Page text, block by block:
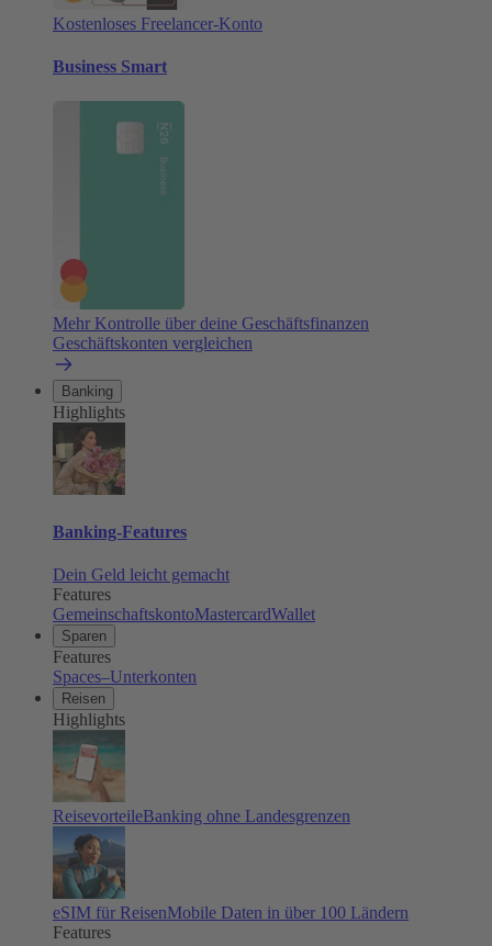
Kostenloses Freelancer-Konto
Business Smart
Mehr Kontrolle über deine Geschäftsfinanzen
Geschäftskonten vergleichen
Banking
Highlights
Banking-Features
Dein Geld leicht gemacht
Features
GemeinschaftskontoMastercardWallet
Sparen
Features
Spaces–Unterkonten
Reisen
Highlights
ReisevorteileBanking ohne Landesgrenzen
eSIM für ReisenMobile Daten in über 100 Ländern
Features